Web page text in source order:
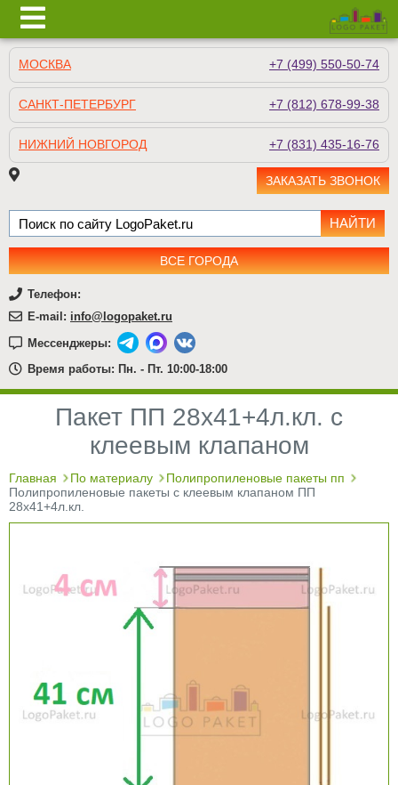
МОСКВА +7 (499) 550-50-74
САНКТ-ПЕТЕРБУРГ +7 (812) 678-99-38
НИЖНИЙ НОВГОРОД +7 (831) 435-16-76
ЗАКАЗАТЬ ЗВОНОК
ВСЕ ГОРОДА
Телефон:
E-mail: info@logopaket.ru
Мессенджеры:
Время работы: Пн. - Пт. 10:00-18:00
Пакет ПП 28х41+4л.кл. с
клеевым клапаном
Главная По материалу
Полипропиленовые пакеты пп
Полипропиленовые пакеты с клеевым клапаном ПП
28х41+4л.кл.